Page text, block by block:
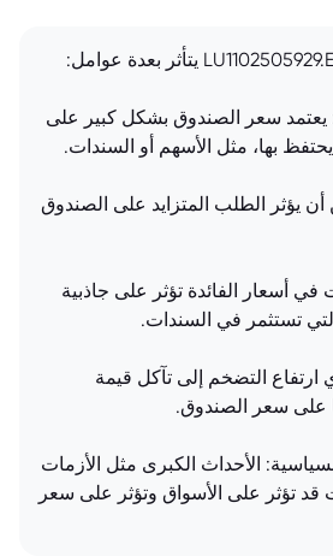
يعتمد سعر الصندوق بشكل كبير على
يحتفظ بها، مثل الأسهم أو السندات.
يؤثر الطلب المتزايد على الصندوق
في أسعار الفائدة تؤثر على جاذبية
تستثمر في السندات.
ارتفاع التضخم إلى تآكل قيمة
على سعر الصندوق.
الأحداث الكبرى مثل الأزمات
قد تؤثر على الأسواق وتؤثر على سعر